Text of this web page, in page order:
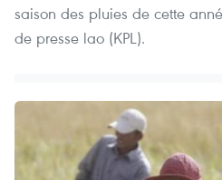
saison des pluies de cette
de presse lao (KPL).